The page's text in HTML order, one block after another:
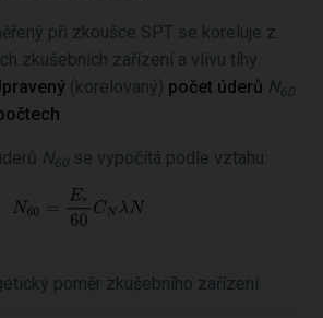
při zkoušce SPT se koreluje z
zkušebních zařízení a vlivu tíhy
(korelovaný) počet úderů N60
N60 se vypočítá podle vztahu:
poměr zkušebního zařízení